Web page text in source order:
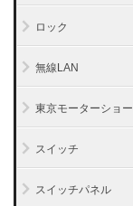
ロック
無線LAN
東京モーターショー
スイッチ
スイッチパネル